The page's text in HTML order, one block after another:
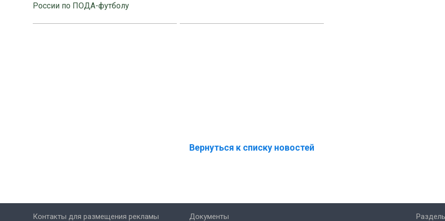
России по ПОДА-футболу
Вернуться к списку новостей
Контакты для размещения рекламы Документы